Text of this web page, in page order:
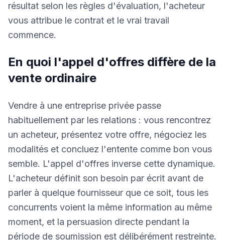
résultat selon les règles d'évaluation, l'acheteur
vous attribue le contrat et le vrai travail
commence.
En quoi l'appel d'offres diffère de la
vente ordinaire
Vendre à une entreprise privée passe
habituellement par les relations : vous rencontrez
un acheteur, présentez votre offre, négociez les
modalités et concluez l'entente comme bon vous
semble. L'appel d'offres inverse cette dynamique.
L'acheteur définit son besoin par écrit avant de
parler à quelque fournisseur que ce soit, tous les
concurrents voient la même information au même
moment, et la persuasion directe pendant la
période de soumission est délibérément restreinte.